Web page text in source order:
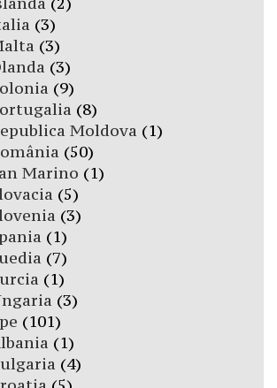
(3)
(3)
(3)
(9)
(8)
Moldova (1)
(50)
Marino (1)
(5)
(3)
(1)
(7)
(1)
(3)
(101)
(1)
(4)